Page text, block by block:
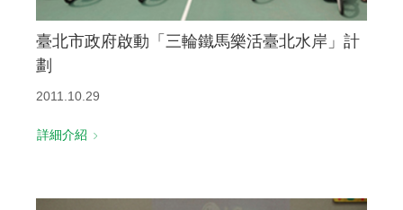
臺北市政府啟動「三輪鐵馬樂活臺北水岸」計
劃
2011.10.29
詳細介紹